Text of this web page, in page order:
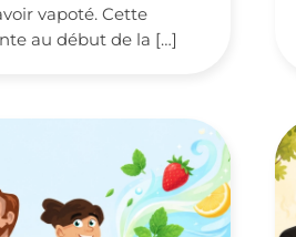
vapoté. Cette
au début de la […]